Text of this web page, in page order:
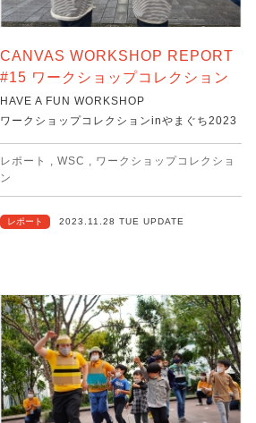
CANVAS WORKSHOP REPORT
#15 ワークショップコレクション
HAVE A FUN WORKSHOP
ワークショップコレクションinやまぐち2023
レポート , WSC , ワークショップコレクショ
ン
レポート 2023.11.28 TUE UPDATE